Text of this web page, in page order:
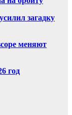
загадку
меняют
год